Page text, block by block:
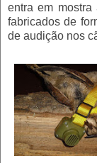
entra em
fabricados de
de audição nos